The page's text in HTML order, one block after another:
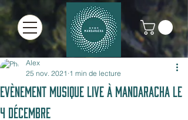
Evènement Musique Live à MANDARACHA le
4 Décembre
Alex
25 nov. 2021 1 min de lecture